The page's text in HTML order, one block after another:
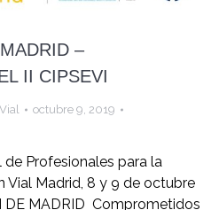
–
II CIPSEVI
octubre 9, 2019
de Profesionales para la
Vial Madrid, 8 y 9 de octubre
DE MADRID Comprometidos